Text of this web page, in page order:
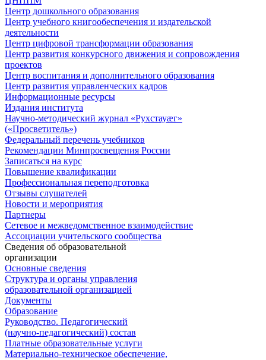
Центр дошкольного образования
Центр учебного книгообеспечения и издательской
деятельности
Центр цифровой трансформации образования
Центр развития конкурсного движения и сопровождения
проектов
Центр воспитания и дополнительного образования
Центр развития управленческих кадров
Информационные ресурсы
Издания института
Научно-методический журнал «Рухстауæг»
(«Просветитель»)
Федеральный перечень учебников
Рекомендации Минпросвещения России
Записаться на курс
Повышение квалификации
Профессиональная переподготовка
Отзывы слушателей
Новости и мероприятия
Партнеры
Сетевое и межведомственное взаимодействие
Ассоциации учительского сообщества
Сведения об образовательной
организации
Основные сведения
Структура и органы управления
образовательной организацией
Документы
Образование
Руководство. Педагогический
(научно-педагогический) состав
Платные образовательные услуги
Материально-техническое обеспечение,